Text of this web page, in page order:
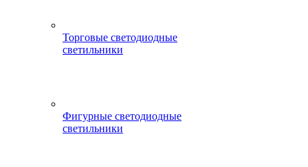
Торговые светодиодные
светильники
Фигурные светодиодные
светильники